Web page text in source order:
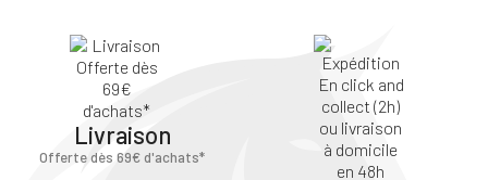
Livraison
Offerte dès 69€ d'achats*